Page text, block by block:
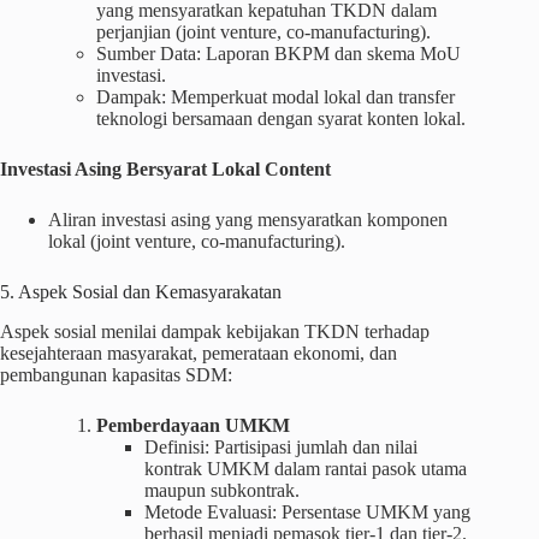
yang mensyaratkan kepatuhan TKDN dalam
perjanjian (joint venture, co-manufacturing).
Sumber Data: Laporan BKPM dan skema MoU
investasi.
Dampak: Memperkuat modal lokal dan transfer
teknologi bersamaan dengan syarat konten lokal.
Investasi Asing Bersyarat Lokal Content
Aliran investasi asing yang mensyaratkan komponen
lokal (joint venture, co-manufacturing).
5. Aspek Sosial dan Kemasyarakatan
Aspek sosial menilai dampak kebijakan TKDN terhadap
kesejahteraan masyarakat, pemerataan ekonomi, dan
pembangunan kapasitas SDM:
Pemberdayaan UMKM
Definisi: Partisipasi jumlah dan nilai
kontrak UMKM dalam rantai pasok utama
maupun subkontrak.
Metode Evaluasi: Persentase UMKM yang
berhasil menjadi pemasok tier-1 dan tier-2.